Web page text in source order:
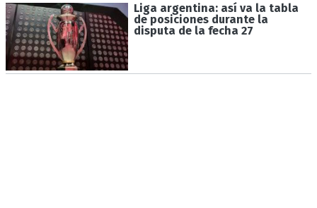
Liga argentina: así va la tabla
de posiciones durante la
disputa de la fecha 27